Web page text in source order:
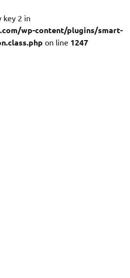
key 2 in
wp-content/plugins/smart-
on line 1247